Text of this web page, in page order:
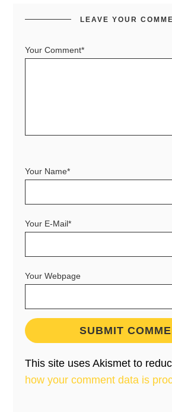
LEAVE YOUR
Your Comment*
Your Name*
Your E-Mail*
Your Webpage
This site uses Akismet to
how your comment data is